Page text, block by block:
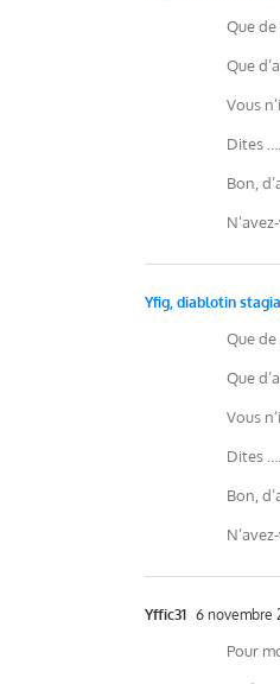
Que
Que
Vous
Dites
Bon,
Yfig, diablotin
Que
Que
Vous
Dites
Bon,
Yffic31 6 novembre
Pour